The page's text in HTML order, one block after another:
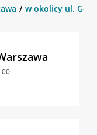
w okolicy ul.